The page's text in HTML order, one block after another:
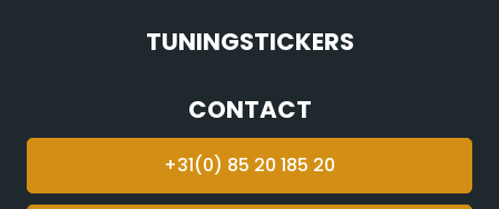
TUNINGSTICKERS
CONTACT
+31(0) 85 20 185 20